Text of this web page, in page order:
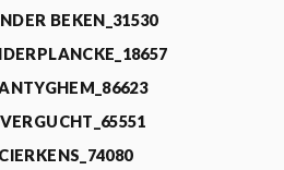
BEKEN_31530